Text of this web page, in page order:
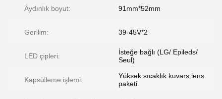
Aydınlık boyut: 91mm*52mm
Gerilim: 39-45V*2
LED çipleri:
İsteğe bağlı (LG/ Epileds/
Seul)
Kapsülleme işlemi:
Yüksek sıcaklık kuvars lens
paketi